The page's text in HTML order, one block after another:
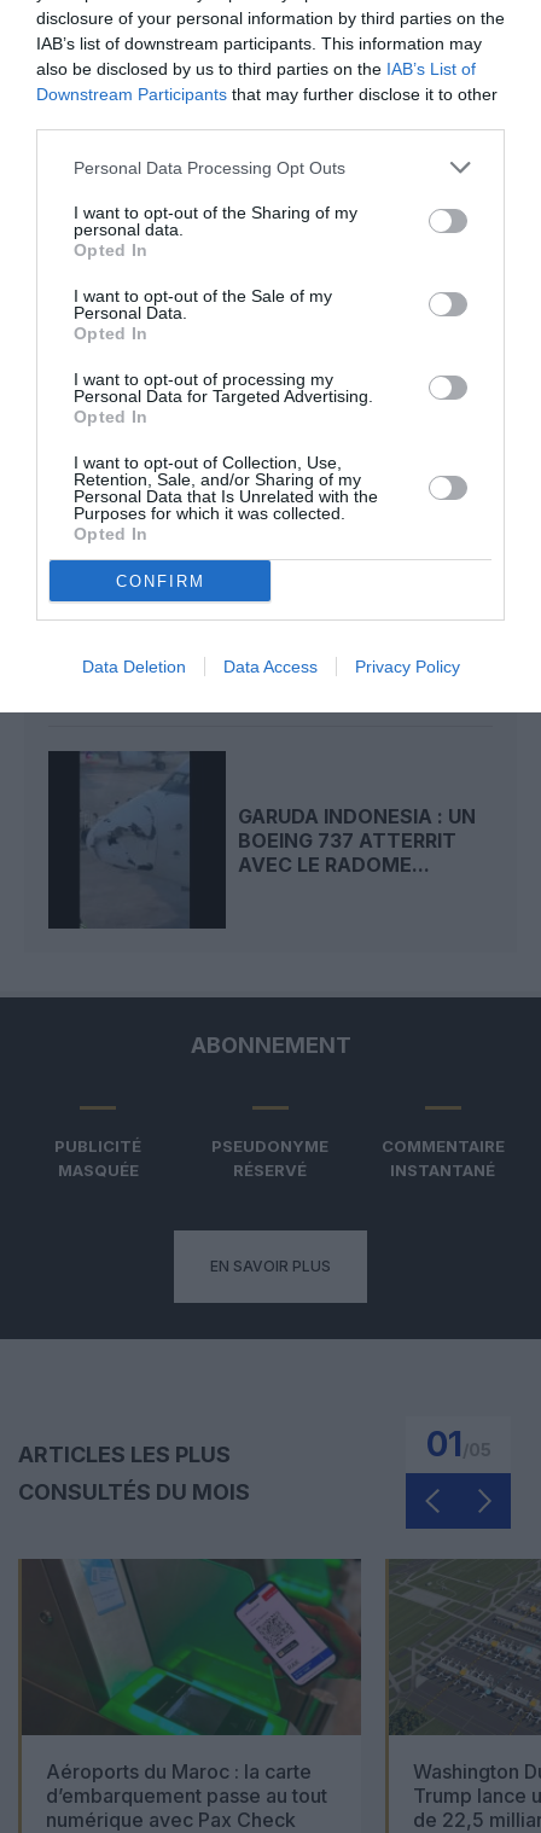
disclosure of your personal information by third parties on the
IAB’s list of downstream participants. This information may
also be disclosed by us to third parties on the IAB’s List of
Downstream Participants that may further disclose it to other
Personal Data Processing Opt Outs
I want to opt-out of the Sharing of my
personal data.
Opted In
I want to opt-out of the Sale of my
Personal Data.
Opted In
I want to opt-out of processing my
Personal Data for Targeted Advertising.
Opted In
I want to opt-out of Collection, Use,
Retention, Sale, and/or Sharing of my
Personal Data that Is Unrelated with the
Purposes for which it was collected.
Opted In
CONFIRM
Data Deletion Data Access Privacy Policy
TFFRYYZ
a commenté l'article :
Pointe‑à‑Pitre – Panama City : Air France ouvre un pont
aérien vers l’Amérique latine
garuda garuda indonesia Osaka
D’OSAKA‑KANSAI : UN
TERMINAL 1 AGRANDI, 40
GARUDA INDONESIA : UN
BOEING 737 ATTERRIT
AVEC LE RADOME...
ABONNEMENT
PUBLICITÉ
MASQUÉE
PSEUDONYME
RÉSERVÉ
COMMENTAIRE
INSTANTANÉ
EN SAVOIR PLUS
ARTICLES LES PLUS
CONSULTÉS DU MOIS
01
Aéroports du Maroc : la carte
d’embarquement passe au tout
numérique avec Pax Check
Washington
Trump lance
de 22,5